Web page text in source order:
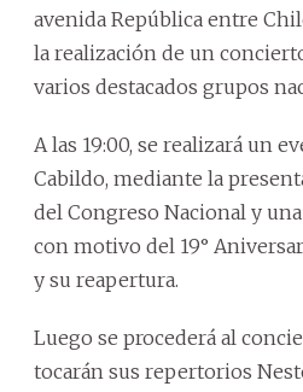
avenida República entre
la realización de un
varios destacados grupos
A las 19:00, se realizará un
Cabildo, mediante la
del Congreso Nacional y
con motivo del 19°
y su reapertura.
Luego se procederá al
tocarán sus repertorios